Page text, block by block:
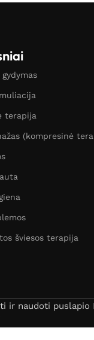
terapija
(kompresinė
šviesos terapija
ir naudoti